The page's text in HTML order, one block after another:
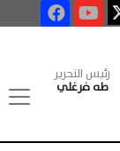
رئيس التحرير
طه فرغلي